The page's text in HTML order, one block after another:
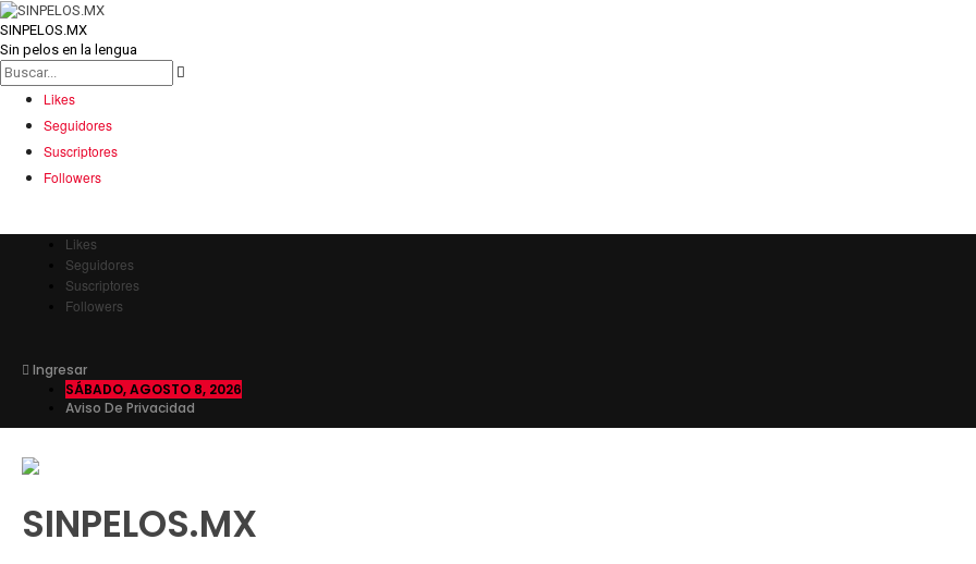
SINPELOS.MX
Sin pelos en la lengua
Likes
Seguidores
Suscriptores
Followers
Likes
Seguidores
Suscriptores
Followers
Ingresar
SÁBADO, AGOSTO 8, 2026
Aviso De Privacidad